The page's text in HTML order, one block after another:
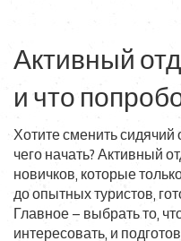
Активный
и что
Хотите сменить сидячий
чего начать? Активный
новичков, которые
до опытных туристов,
Главное – выбрать то,
интересовать, и